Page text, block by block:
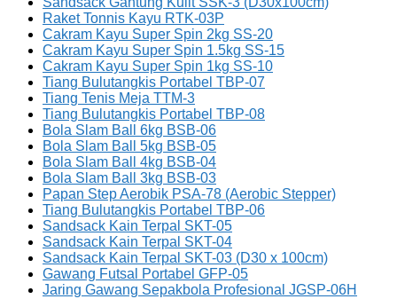
Raket Tonnis Kayu RTK-03P
Cakram Kayu Super Spin 2kg SS-20
Cakram Kayu Super Spin 1.5kg SS-15
Cakram Kayu Super Spin 1kg SS-10
Tiang Bulutangkis Portabel TBP-07
Tiang Tenis Meja TTM-3
Tiang Bulutangkis Portabel TBP-08
Bola Slam Ball 6kg BSB-06
Bola Slam Ball 5kg BSB-05
Bola Slam Ball 4kg BSB-04
Bola Slam Ball 3kg BSB-03
Papan Step Aerobik PSA-78 (Aerobic Stepper)
Tiang Bulutangkis Portabel TBP-06
Sandsack Kain Terpal SKT-05
Sandsack Kain Terpal SKT-04
Sandsack Kain Terpal SKT-03 (D30 x 100cm)
Gawang Futsal Portabel GFP-05
Jaring Gawang Sepakbola Profesional JGSP-06H